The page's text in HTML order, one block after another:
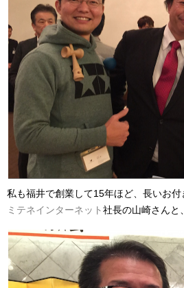
私も福井で創業して15年ほど、長いお付
ミテネインターネット社長の山崎さんと、